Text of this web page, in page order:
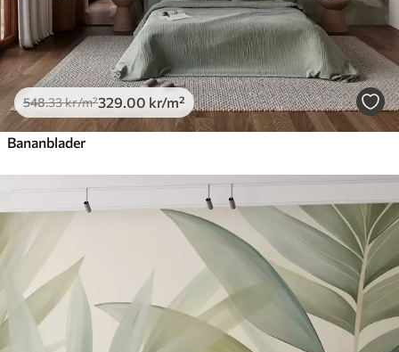
548.33kr/m²329 .00 kr/m²
Bananblader